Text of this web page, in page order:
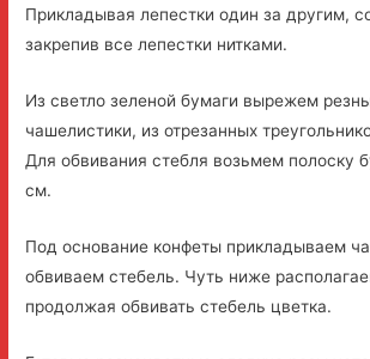
Прикладывая лепестки один за другим,
закрепив все лепестки нитками.
Из светло зеленой бумаги вырежем
чашелистики, из отрезанных
Для обвивания стебля возьмем полоску
см.
Под основание конфеты прикладываем
обвиваем стебель. Чуть ниже
продолжая обвивать стебель цветка.